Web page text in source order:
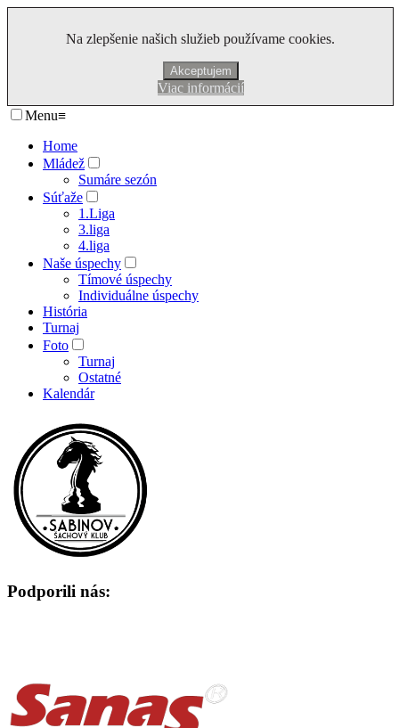
Na zlepšenie našich služieb používame cookies.
Akceptujem
Viac informácií
Menu≡
Home
Mládež
Sumáre sezón
Súťaže
1.Liga
3.liga
4.liga
Naše úspechy
Tímové úspechy
Individuálne úspechy
História
Turnaj
Foto
Turnaj
Ostatné
Kalendár
Podporili nás: